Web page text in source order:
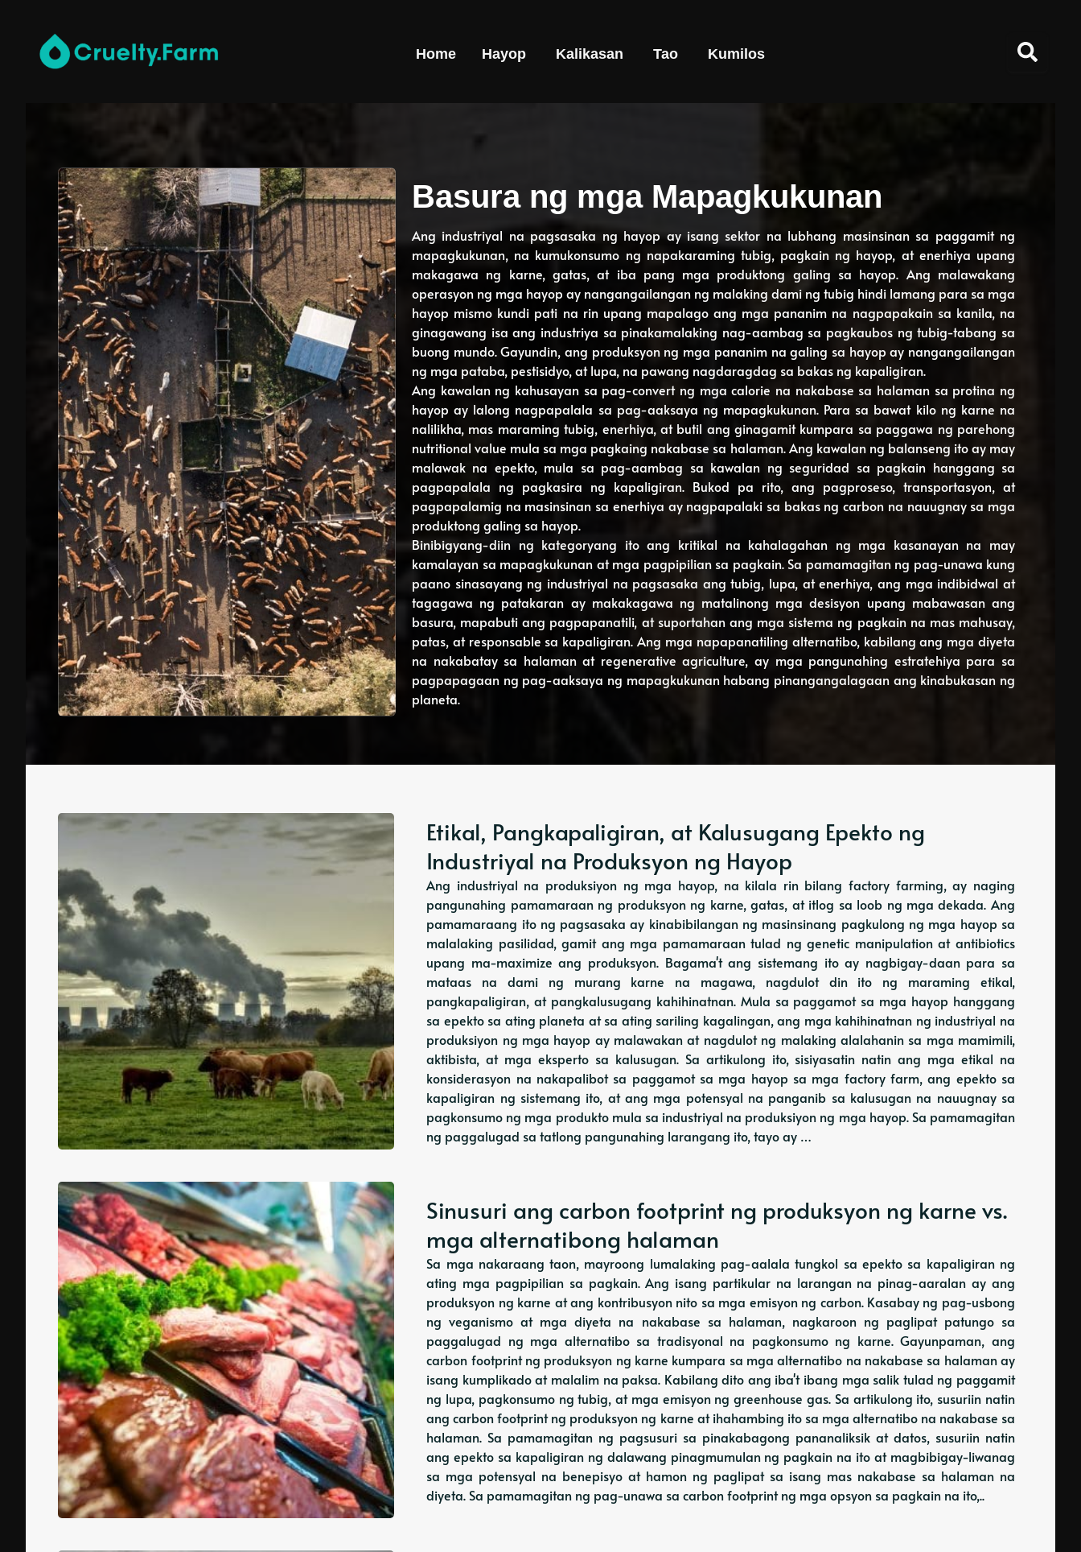
Home Hayop Kalikasan Tao Kumilos
Basura ng mga Mapagkukunan
Ang industriyal na pagsasaka ng hayop ay isang sektor na lubhang masinsinan sa paggamit ng
mapagkukunan, na kumukonsumo ng napakaraming tubig, pagkain ng hayop, at enerhiya upang
makagawa ng karne, gatas, at iba pang mga produktong galing sa hayop. Ang malawakang
operasyon ng mga hayop ay nangangailangan ng malaking dami ng tubig hindi lamang para sa mga
hayop mismo kundi pati na rin upang mapalago ang mga pananim na nagpapakain sa kanila, na
ginagawang isa ang industriya sa pinakamalaking nag-aambag sa pagkaubos ng tubig-tabang sa
buong mundo. Gayundin, ang produksyon ng mga pananim na galing sa hayop ay nangangailangan
ng mga pataba, pestisidyo, at lupa, na pawang nagdaragdag sa bakas ng kapaligiran.
Ang kawalan ng kahusayan sa pag-convert ng mga calorie na nakabase sa halaman sa protina ng
hayop ay lalong nagpapalala sa pag-aaksaya ng mapagkukunan. Para sa bawat kilo ng karne na
nalilikha, mas maraming tubig, enerhiya, at butil ang ginagamit kumpara sa paggawa ng parehong
nutritional value mula sa mga pagkaing nakabase sa halaman. Ang kawalan ng balanseng ito ay may
malawak na epekto, mula sa pag-aambag sa kawalan ng seguridad sa pagkain hanggang sa
pagpapalala ng pagkasira ng kapaligiran. Bukod pa rito, ang pagproseso, transportasyon, at
pagpapalamig na masinsinan sa enerhiya ay nagpapalaki sa bakas ng carbon na nauugnay sa mga
produktong galing sa hayop.
Binibigyang-diin ng kategoryang ito ang kritikal na kahalagahan ng mga kasanayan na may
kamalayan sa mapagkukunan at mga pagpipilian sa pagkain. Sa pamamagitan ng pag-unawa kung
paano sinasayang ng industriyal na pagsasaka ang tubig, lupa, at enerhiya, ang mga indibidwal at
tagagawa ng patakaran ay makakagawa ng matalinong mga desisyon upang mabawasan ang
basura, mapabuti ang pagpapanatili, at suportahan ang mga sistema ng pagkain na mas mahusay,
patas, at responsable sa kapaligiran. Ang mga napapanatiling alternatibo, kabilang ang mga diyeta
na nakabatay sa halaman at regenerative agriculture, ay mga pangunahing estratehiya para sa
pagpapagaan ng pag-aaksaya ng mapagkukunan habang pinangangalagaan ang kinabukasan ng
planeta.
Etikal, Pangkapaligiran, at Kalusugang Epekto ng
Industriyal na Produksyon ng Hayop
Ang industriyal na produksiyon ng mga hayop, na kilala rin bilang factory farming, ay naging
pangunahing pamamaraan ng produksyon ng karne, gatas, at itlog sa loob ng mga dekada. Ang
pamamaraang ito ng pagsasaka ay kinabibilangan ng masinsinang pagkulong ng mga hayop sa
malalaking pasilidad, gamit ang mga pamamaraan tulad ng genetic manipulation at antibiotics
upang ma-maximize ang produksyon. Bagama't ang sistemang ito ay nagbigay-daan para sa
mataas na dami ng murang karne na magawa, nagdulot din ito ng maraming etikal,
pangkapaligiran, at pangkalusugang kahihinatnan. Mula sa paggamot sa mga hayop hanggang
sa epekto sa ating planeta at sa ating sariling kagalingan, ang mga kahihinatnan ng industriyal na
produksiyon ng mga hayop ay malawakan at nagdulot ng malaking alalahanin sa mga mamimili,
aktibista, at mga eksperto sa kalusugan. Sa artikulong ito, sisiyasatin natin ang mga etikal na
konsiderasyon na nakapalibot sa paggamot sa mga hayop sa mga factory farm, ang epekto sa
kapaligiran ng sistemang ito, at ang mga potensyal na panganib sa kalusugan na nauugnay sa
pagkonsumo ng mga produkto mula sa industriyal na produksiyon ng mga hayop. Sa pamamagitan
ng paggalugad sa tatlong pangunahing larangang ito, tayo ay …
Sinusuri ang carbon footprint ng produksyon ng karne vs.
mga alternatibong halaman
Sa mga nakaraang taon, mayroong lumalaking pag-aalala tungkol sa epekto sa kapaligiran ng
ating mga pagpipilian sa pagkain. Ang isang partikular na larangan na pinag-aaralan ay ang
produksyon ng karne at ang kontribusyon nito sa mga emisyon ng carbon. Kasabay ng pag-usbong
ng veganismo at mga diyeta na nakabase sa halaman, nagkaroon ng paglipat patungo sa
paggalugad ng mga alternatibo sa tradisyonal na pagkonsumo ng karne. Gayunpaman, ang
carbon footprint ng produksyon ng karne kumpara sa mga alternatibo na nakabase sa halaman ay
isang kumplikado at malalim na paksa. Kabilang dito ang iba't ibang mga salik tulad ng paggamit
ng lupa, pagkonsumo ng tubig, at mga emisyon ng greenhouse gas. Sa artikulong ito, susuriin natin
ang carbon footprint ng produksyon ng karne at ihahambing ito sa mga alternatibo na nakabase sa
halaman. Sa pamamagitan ng pagsusuri sa pinakabagong pananaliksik at datos, susuriin natin
ang epekto sa kapaligiran ng dalawang pinagmumulan ng pagkain na ito at magbibigay-liwanag
sa mga potensyal na benepisyo at hamon ng paglipat sa isang mas nakabase sa halaman na
diyeta. Sa pamamagitan ng pag-unawa sa carbon footprint ng mga opsyon sa pagkain na ito,..